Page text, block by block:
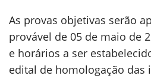
As provas objetivas serão
provável de 05 de maio de
e horários a ser
edital de homologação das